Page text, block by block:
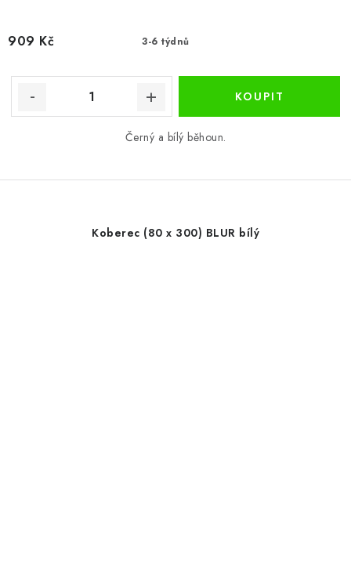
3-6 týdnů
909 Kč
Černý a bílý běhoun.
Koberec (80 x 300) BLUR bílý